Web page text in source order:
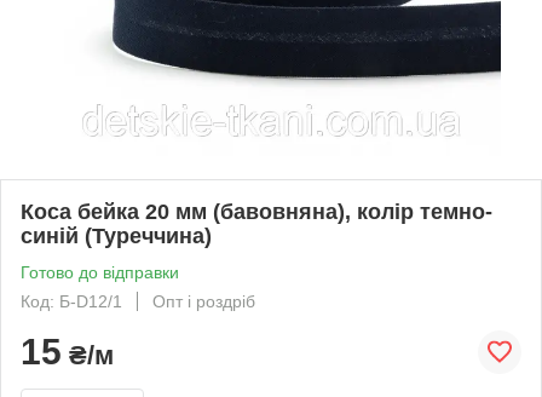
Коса бейка 20 мм (бавовняна), колір темно-
синій (Туреччина)
Готово до відправки
Код: Б-D12/1
Опт і роздріб
15 ₴/м